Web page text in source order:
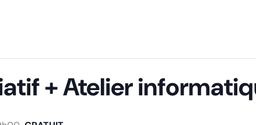
+ Atelier